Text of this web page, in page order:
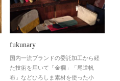
fukunary
国内一流ブランドの委託加工から経
た技術を用いて「金襴」「尾道帆
布」などひろしま素材を使った小